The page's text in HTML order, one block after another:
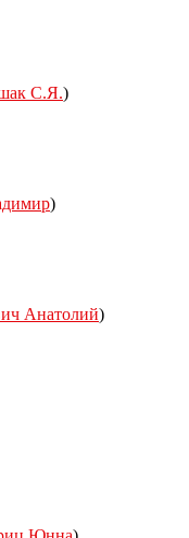
С.Я.)
)
Анатолий)